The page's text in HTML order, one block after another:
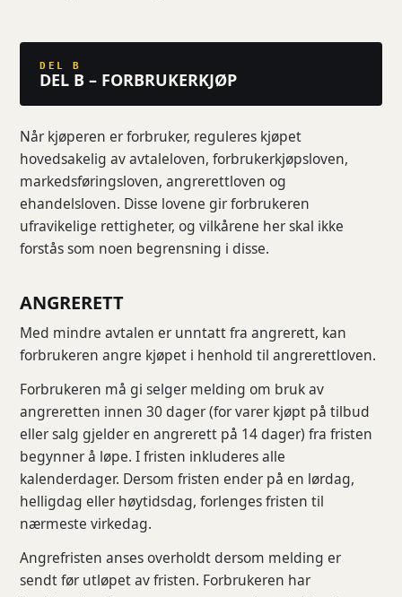
DEL B
DEL B – FORBRUKERKJØP
Når kjøperen er forbruker, reguleres kjøpet
hovedsakelig av avtaleloven, forbrukerkjøpsloven,
markedsføringsloven, angrerettloven og
ehandelsloven. Disse lovene gir forbrukeren
ufravikelige rettigheter, og vilkårene her skal ikke
forstås som noen begrensning i disse.
ANGRERETT
Med mindre avtalen er unntatt fra angrerett, kan
forbrukeren angre kjøpet i henhold til angrerettloven.
Forbrukeren må gi selger melding om bruk av
angreretten innen 30 dager (for varer kjøpt på tilbud
eller salg gjelder en angrerett på 14 dager) fra fristen
begynner å løpe. I fristen inkluderes alle
kalenderdager. Dersom fristen ender på en lørdag,
helligdag eller høytidsdag, forlenges fristen til
nærmeste virkedag.
Angrefristen anses overholdt dersom melding er
sendt før utløpet av fristen. Forbrukeren har